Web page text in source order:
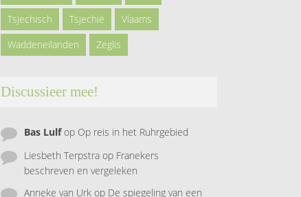
Tsjechisch
Tsjechië
Vlaams
Waddeneilanden
Zeglis
Discussieer mee!
Bas Lulfop Op reis in het Ruhrgebied
Liesbeth Terpstra op Franekers
beschreven en vergeleken
Anneke van Urk op De spiegeling van een